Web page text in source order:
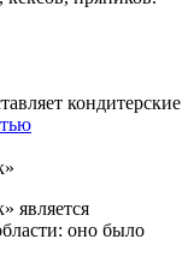
кондитерские
является
оно было